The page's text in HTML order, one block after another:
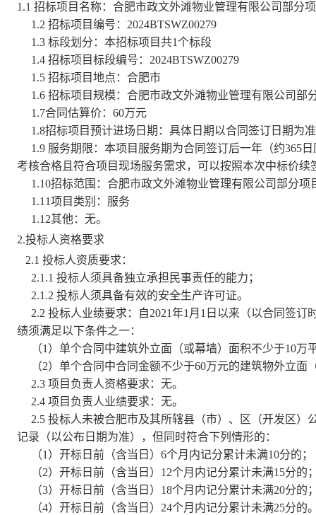
1.1 招标项目名称：合肥市政文外滩物业管理有限公司部分
1.2 招标项目编号：2024BTSWZ00279
1.3 标段划分：本招标项目共1个标段
1.4 招标项目标段编号：2024BTSWZ00279
1.5 招标项目地点：合肥市
1.6 招标项目规模：合肥市政文外滩物业管理有限公司部
1.7合同估算价：60万元
1.8招标项目预计进场日期：具体日期以合同签订日期为准
1.9 服务期限：本项目服务期为合同签订后一年（约365
考核合格且符合项目现场服务需求，可以按照本次中标价
1.10招标范围：合肥市政文外滩物业管理有限公司部分
1.11项目类别：服务
1.12其他：无。
2.投标人资格要求
2.1 投标人资质要求：
2.1.1 投标人须具备独立承担民事责任的能力；
2.1.2 投标人须具备有效的安全生产许可证。
2.2 投标人业绩要求：自2021年1月1日以来（以合同签
绩须满足以下条件之一：
（1）单个合同中建筑外立面（或幕墙）面积不少于10
（2）单个合同中合同金额不少于60万元的建筑物外立面
2.3 项目负责人资格要求：无。
2.4 项目负责人业绩要求：无。
2.5 投标人未被合肥市及其所辖县（市）、区（开发区
记录（以公布日期为准），但同时符合下列情形的：
（1）开标日前（含当日）6个月内记分累计未满10分的；
（2）开标日前（含当日）12个月内记分累计未满15分的
（3）开标日前（含当日）18个月内记分累计未满20分的
（4）开标日前（含当日）24个月内记分累计未满25分的